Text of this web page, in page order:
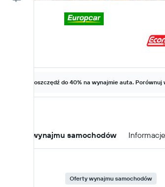
Zaoszczędź do 40% na wynajmie auta.
Oferty wynajmu samochodów
Oferty wynajmu samochodów